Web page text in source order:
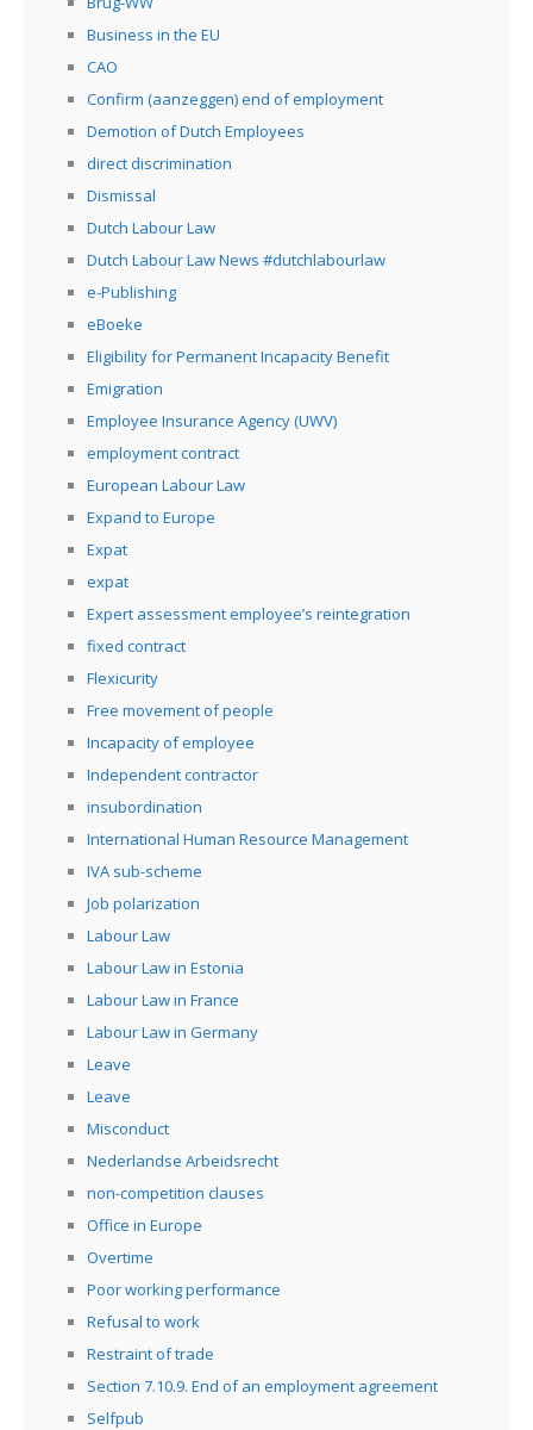
Business in the EU
CAO
Confirm (aanzeggen) end of employment
Demotion of Dutch Employees
direct discrimination
Dismissal
Dutch Labour Law
Dutch Labour Law News #dutchlabourlaw
e-Publishing
eBoeke
Eligibility for Permanent Incapacity Benefit
Emigration
Employee Insurance Agency (UWV)
employment contract
European Labour Law
Expand to Europe
Expat
expat
Expert assessment employee’s reintegration
fixed contract
Flexicurity
Free movement of people
Incapacity of employee
Independent contractor
insubordination
International Human Resource Management
IVA sub-scheme
Job polarization
Labour Law
Labour Law in Estonia
Labour Law in France
Labour Law in Germany
Leave
Leave
Misconduct
Nederlandse Arbeidsrecht
non-competition clauses
Office in Europe
Overtime
Poor working performance
Refusal to work
Restraint of trade
Section 7.10.9. End of an employment agreement
Selfpub